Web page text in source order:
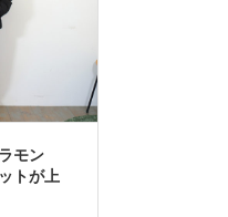
モン
トが上